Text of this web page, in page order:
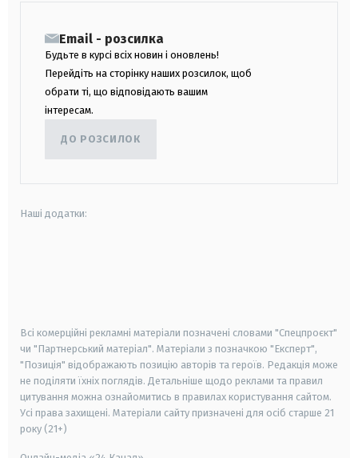
Email - розсилка
Будьте в курсі всіх новин і оновлень!
Перейдіть на сторінку наших розсилок, щоб
обрати ті, що відповідають вашим
інтересам.
ДО РОЗСИЛОК
Наші додатки:
Всі комерційні рекламні матеріали позначені словами "Спецпроєкт"
чи "Партнерський матеріал". Матеріали з позначкою "Експерт",
"Позиція" відображають позицію авторів та героїв. Редакція може
не поділяти їхніх поглядів. Детальніше щодо реклами та правил
цитування можна ознайомитись в правилах користування сайтом.
Усі права захищені. Матеріали сайту призначені для осіб старше 21
року (21+)